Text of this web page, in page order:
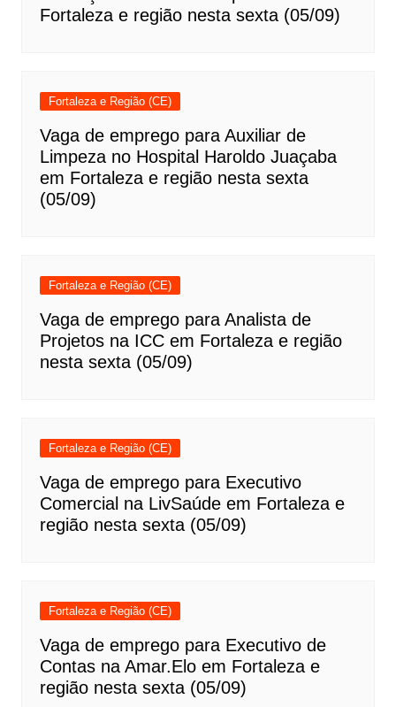
Fortaleza e região nesta sexta (05/09)
Fortaleza e Região (CE)
Vaga de emprego para Auxiliar de
Limpeza no Hospital Haroldo Juaçaba
em Fortaleza e região nesta sexta
(05/09)
Fortaleza e Região (CE)
Vaga de emprego para Analista de
Projetos na ICC em Fortaleza e região
nesta sexta (05/09)
Fortaleza e Região (CE)
Vaga de emprego para Executivo
Comercial na LivSaúde em Fortaleza e
região nesta sexta (05/09)
Fortaleza e Região (CE)
Vaga de emprego para Executivo de
Contas na Amar.Elo em Fortaleza e
região nesta sexta (05/09)